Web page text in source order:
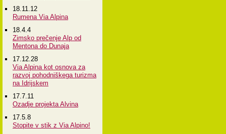
18.11.12
Rumena Via Alpina
18.4.4
Zimsko prečenje Alp od
Mentona do Dunaja
17.12.28
Via Alpina kot osnova za
razvoj pohodniškega turizma
na Idrijskem
17.7.11
Ozadje projekta Alvina
17.5.8
Stopite v stik z Via Alpino!